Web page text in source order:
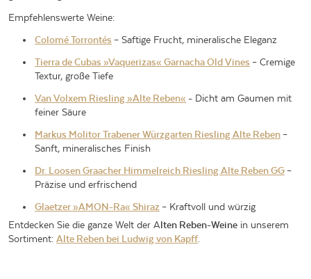
Empfehlenswerte Weine:
Colomé Torrontés – Saftige Frucht, mineralische Eleganz
Tierra de Cubas »Vaquerizas« Garnacha Old Vines – Cremige
Textur, große Tiefe
Van Volxem Riesling »Alte Reben« - Dicht am Gaumen mit
feiner Säure
Markus Molitor Trabener Würzgarten Riesling Alte Reben –
Sanft, mineralisches Finish
Dr. Loosen Graacher Himmelreich Riesling Alte Reben GG –
Präzise und erfrischend
Glaetzer »AMON-Ra« Shiraz – Kraftvoll und würzig
Entdecken Sie die ganze Welt der Alten Reben-Weine in unserem
Sortiment: Alte Reben bei Ludwig von Kapff.